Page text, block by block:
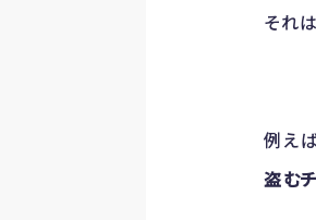
それ
例え
盗む